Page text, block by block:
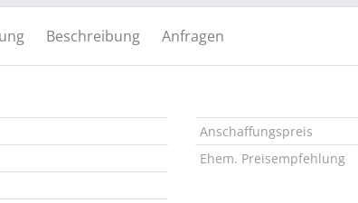
Beschreibung Anfragen
Anschaffungspreis
Ehem. Preisempfehlung